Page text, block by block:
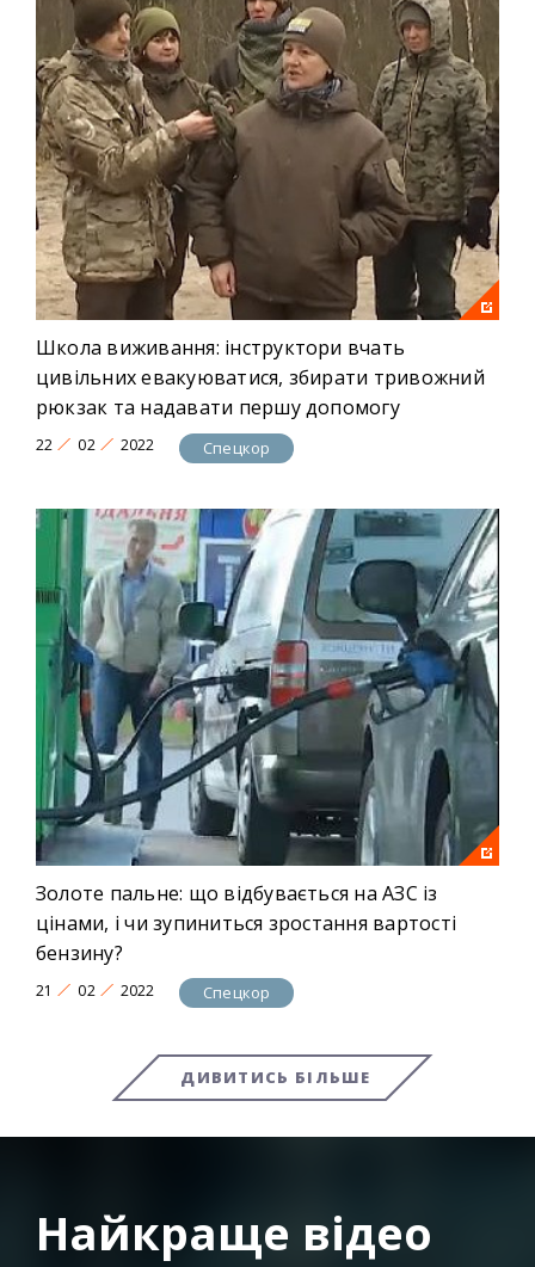
Школа виживання: інструктори вчать
цивільних евакуюватися, збирати тривожний
рюкзак та надавати першу допомогу
22 02 2022 Спецкор
Золоте пальне: що відбувається на АЗС із
цінами, і чи зупиниться зростання вартості
бензину?
21 02 2022 Спецкор
ДИВИТИСЬ БІЛЬШЕ
Найкраще відео